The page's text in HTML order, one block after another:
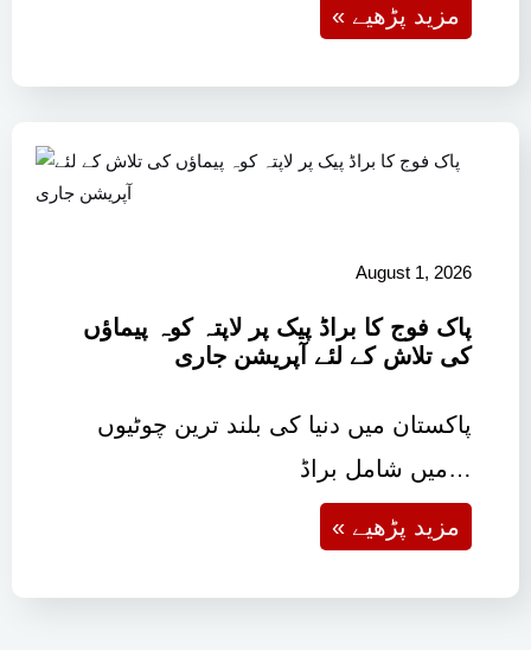
« مزید پڑھیے
August 1, 2026
پاک فوج کا براڈ پیک پر لاپتہ کوہ پیماؤں
کی تلاش کے لئے آپریشن جاری
پاکستان میں دنیا کی بلند ترین چوٹیوں
میں شامل براڈ…
« مزید پڑھیے